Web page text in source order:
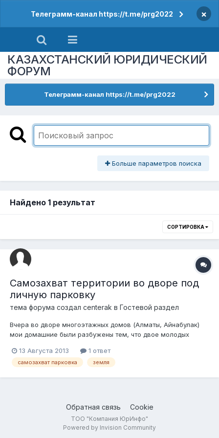
Телеграмм-канал https://t.me/prg2022 ×
КАЗАХСТАНСКИЙ ЮРИДИЧЕСКИЙ
ФОРУМ
Телеграмм-канал https://t.me/prg2022
Больше параметров поиска
Найдено 1 результат
СОРТИРОВКА
Самозахват территории во дворе под
личную парковку
тема форума создал centerak в Гостевой раздел
Вчера во дворе многоэтажных домов (Алматы, Айнабулак)
мои домашние были разбужены тем, что двое молодых
электросварки, вбивали арматурные столбики, с тем, чтобы
создать для своих двух автомашин собственное
13 Августа 2013 1 ответ
самозахват парковка земля
Обратная связь Cookie
ТОО "Компания ЮрИнфо"
Powered by Invision Community